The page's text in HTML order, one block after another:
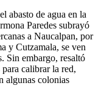
abasto de agua en la
Paredes subrayó
a Naucalpan, por
y Cutzamala, se ven
Sin embargo, resaltó
calibrar la red,
algunas colonias